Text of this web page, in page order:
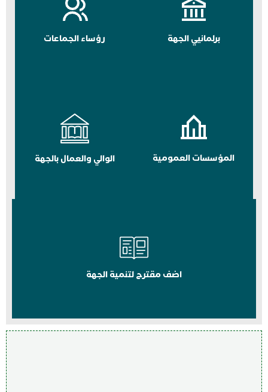
برلمانيي الجهة رؤساء الجماعات
المؤسسات العمومية الوالي والعمال بالجهة
اضف مقترح لتنمية الجهة